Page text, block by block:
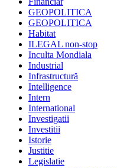
GEOPOLITICA
GEOPOLITICA
Habitat
ILEGAL non-stop
Inculta Mondiala
Industrial
Infrastructură
Intelligence
Intern
International
Investigatii
Investitii
Istorie
Justitie
Legislatie